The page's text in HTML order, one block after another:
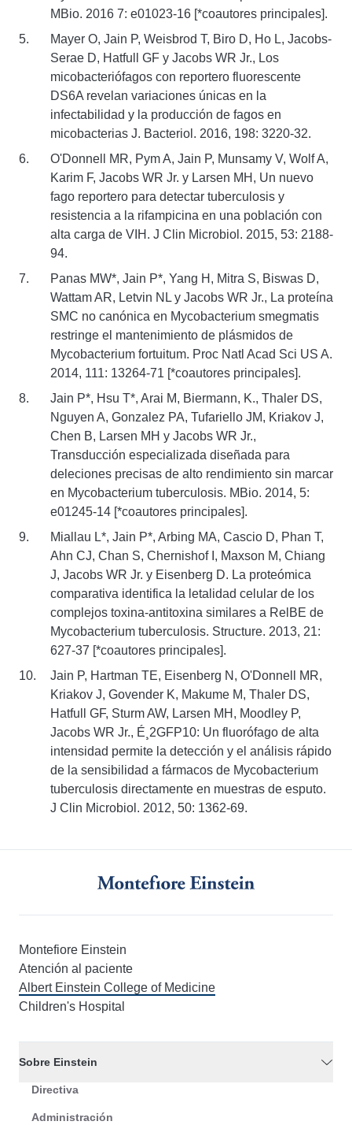
MBio. 2016 7: e01023-16 [*coautores principales].
Mayer O, Jain P, Weisbrod T, Biro D, Ho L, Jacobs-
Serae D, Hatfull GF y Jacobs WR Jr., Los
micobacteriófagos con reportero fluorescente
DS6A revelan variaciones únicas en la
infectabilidad y la producción de fagos en
micobacterias J. Bacteriol. 2016, 198: 3220-32.
O'Donnell MR, Pym A, Jain P, Munsamy V, Wolf A,
Karim F, Jacobs WR Jr. y Larsen MH, Un nuevo
fago reportero para detectar tuberculosis y
resistencia a la rifampicina en una población con
alta carga de VIH. J Clin Microbiol. 2015, 53: 2188-
94.
Panas MW*, Jain P*, Yang H, Mitra S, Biswas D,
Wattam AR, Letvin NL y Jacobs WR Jr., La proteína
SMC no canónica en Mycobacterium smegmatis
restringe el mantenimiento de plásmidos de
Mycobacterium fortuitum. Proc Natl Acad Sci US A.
2014, 111: 13264-71 [*coautores principales].
Jain P*, Hsu T*, Arai M, Biermann, K., Thaler DS,
Nguyen A, Gonzalez PA, Tufariello JM, Kriakov J,
Chen B, Larsen MH y Jacobs WR Jr.,
Transducción especializada diseñada para
deleciones precisas de alto rendimiento sin marcar
en Mycobacterium tuberculosis. MBio. 2014, 5:
e01245-14 [*coautores principales].
Miallau L*, Jain P*, Arbing MA, Cascio D, Phan T,
Ahn CJ, Chan S, Chernishof I, Maxson M, Chiang
J, Jacobs WR Jr. y Eisenberg D. La proteómica
comparativa identifica la letalidad celular de los
complejos toxina-antitoxina similares a RelBE de
Mycobacterium tuberculosis. Structure. 2013, 21:
627-37 [*coautores principales].
Jain P, Hartman TE, Eisenberg N, O'Donnell MR,
Kriakov J, Govender K, Makume M, Thaler DS,
Hatfull GF, Sturm AW, Larsen MH, Moodley P,
Jacobs WR Jr., É¸2GFP10: Un fluorófago de alta
intensidad permite la detección y el análisis rápido
de la sensibilidad a fármacos de Mycobacterium
tuberculosis directamente en muestras de esputo.
J Clin Microbiol. 2012, 50: 1362-69.
Montefiore Einstein
Atención al paciente
Albert Einstein College of Medicine
Children's Hospital
Sobre Einstein
Directiva
Administración